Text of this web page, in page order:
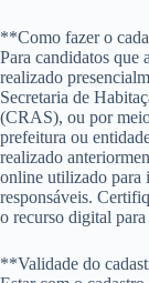
**Como fazer o
Para candidatos que
realizado
Secretaria de
(CRAS), ou por
prefeitura ou
realizado
online utilizado para
responsáveis.
o recurso digital para
**Validade do